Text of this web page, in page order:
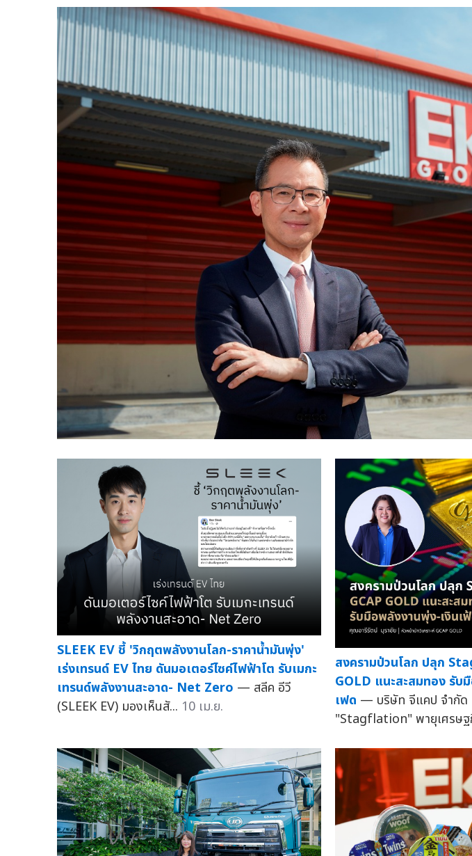
SLEEK EV ชี้ 'วิกฤตพลังงานโลก-ราคาน้ำมันพุ่ง'
เร่งเทรนด์ EV ไทย ดันมอเตอร์ไซค์ไฟฟ้าโต รับเมกะ
เทรนด์พลังงานสะอาด- Net Zero — สลีค อีวี
(SLEEK EV) มองเห็นสั... 10 เม.ย.
สงครามป่วนโลก ปลุก
GOLD แนะสะสมทอง รับ
เฟด — บริษัท จีแคป จำกัด
"Stagflation" พายุเศรษฐ